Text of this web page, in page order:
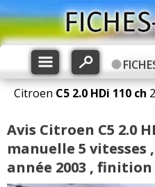
Citroen C5 2.0 HDi 110 ch
Avis Citroen C5 2.0
manuelle 5 vitesses
année 2003 , finition